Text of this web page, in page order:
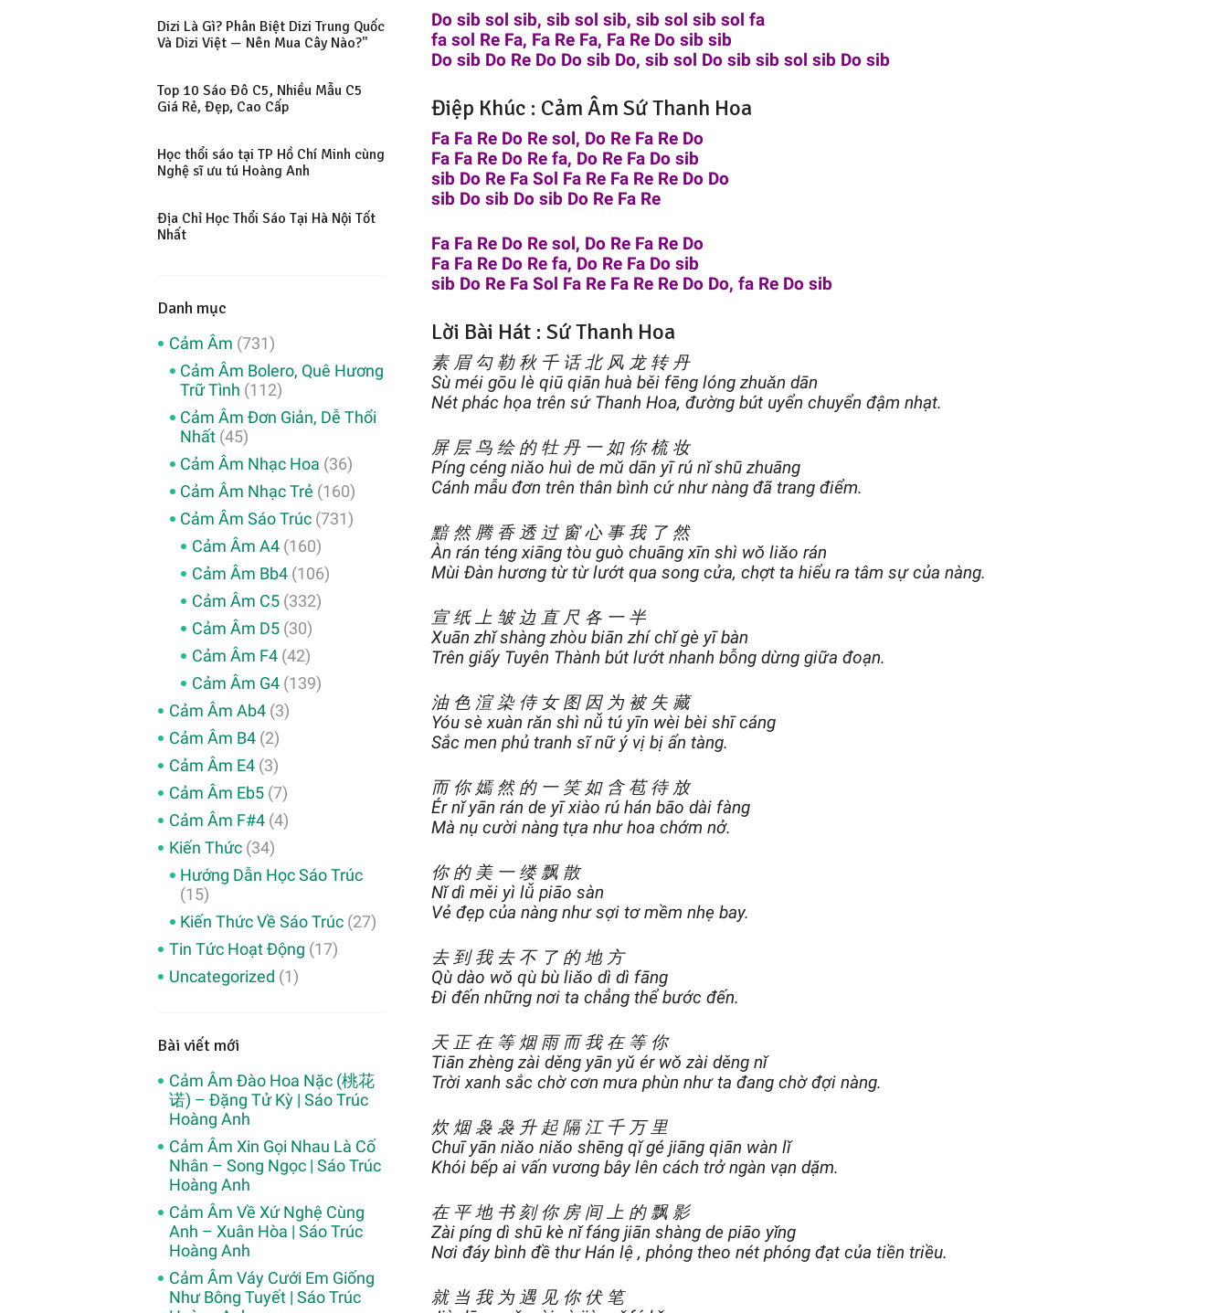
Do sib sol sib, sib sol sib, sib sol sib sol fa
fa sol Re Fa, Fa Re Fa, Fa Re Do sib sib
Do sib Do Re Do Do sib Do, sib sol Do sib sib sol sib Do sib
Điệp Khúc : Cảm Âm Sứ Thanh Hoa
Fa Fa Re Do Re sol, Do Re Fa Re Do
Fa Fa Re Do Re fa, Do Re Fa Do sib
sib Do Re Fa Sol Fa Re Fa Re Re Do Do
sib Do sib Do sib Do Re Fa Re
Fa Fa Re Do Re sol, Do Re Fa Re Do
Fa Fa Re Do Re fa, Do Re Fa Do sib
sib Do Re Fa Sol Fa Re Fa Re Re Do Do, fa Re Do sib
Lời Bài Hát : Sứ Thanh Hoa
素 眉 勾 勒 秋 千 话 北 风 龙 转 丹
Sù méi gōu lè qiū qiān huà běi fēng lóng zhuǎn dān
Nét phác họa trên sứ Thanh Hoa, đường bút uyển chuyển đậm nhạt.
屏 层 鸟 绘 的 牡 丹 一 如 你 梳 妆
Píng céng niǎo huì de mǔ dān yī rú nǐ shū zhuāng
Cánh mẫu đơn trên thân bình cứ như nàng đã trang điểm.
黯 然 腾 香 透 过 窗 心 事 我 了 然
Àn rán téng xiāng tòu guò chuāng xīn shì wǒ liǎo rán
Mùi Đàn hương từ từ lướt qua song cửa, chợt ta hiểu ra tâm sự của nàng.
宣 纸 上 皱 边 直 尺 各 一 半
Xuān zhǐ shàng zhòu biān zhí chǐ gè yī bàn
Trên giấy Tuyên Thành bút lướt nhanh bỗng dừng giữa đoạn.
油 色 渲 染 侍 女 图 因 为 被 失 藏
Yóu sè xuàn rǎn shì nǚ tú yīn wèi bèi shī cáng
Sắc men phủ tranh sĩ nữ ý vị bị ẩn tàng.
而 你 嫣 然 的 一 笑 如 含 苞 待 放
Ér nǐ yān rán de yī xiào rú hán bāo dài fàng
Mà nụ cười nàng tựa như hoa chớm nở.
你 的 美 一 缕 飘 散
Nǐ dì měi yì lǚ piāo sàn
Vẻ đẹp của nàng như sợi tơ mềm nhẹ bay.
去 到 我 去 不 了 的 地 方
Qù dào wǒ qù bù liǎo dì dì fāng
Đi đến những nơi ta chẳng thể bước đến.
天 正 在 等 烟 雨 而 我 在 等 你
Tiān zhèng zài děng yān yǔ ér wǒ zài děng nǐ
Trời xanh sắc chờ cơn mưa phùn như ta đang chờ đợi nàng.
炊 烟 袅 袅 升 起 隔 江 千 万 里
Chuī yān niǎo niǎo shēng qǐ gé jiāng qiān wàn lǐ
Khói bếp ai vấn vương bây lên cách trở ngàn vạn dặm.
在 平 地 书 刻 你 房 间 上 的 飘 影
Zài píng dì shū kè nǐ fáng jiān shàng de piāo yǐng
Nơi đáy bình đề thư Hán lệ , phỏng theo nét phóng đạt của tiền triều.
就 当 我 为 遇 见 你 伏 笔
Dizi Là Gì? Phân Biệt Dizi Trung Quốc
Và Dizi Việt — Nên Mua Cây Nào?"
Top 10 Sáo Đô C5, Nhiều Mẫu C5
Giá Rẻ, Đẹp, Cao Cấp
Học thổi sáo tại TP Hồ Chí Minh cùng
Nghệ sĩ ưu tú Hoàng Anh
Địa Chỉ Học Thổi Sáo Tại Hà Nội Tốt
Nhất
Danh mục
Cảm Âm (731)
Cảm Âm Bolero, Quê Hương
Trữ Tình (112)
Cảm Âm Đơn Giản, Dễ Thổi
Nhất (45)
Cảm Âm Nhạc Hoa (36)
Cảm Âm Nhạc Trẻ (160)
Cảm Âm Sáo Trúc (731)
Cảm Âm A4(160)
Cảm Âm Bb4(106)
Cảm Âm C5(332)
Cảm Âm D5(30)
Cảm Âm F4(42)
Cảm Âm G4(139)
Cảm Âm Ab4(3)
Cảm Âm B4(2)
Cảm Âm E4(3)
Cảm Âm Eb5(7)
Cảm Âm F#4(4)
Kiến Thức(34)
Hướng Dẫn Học Sáo Trúc
(15)
Kiến Thức Về Sáo Trúc (27)
Tin Tức Hoạt Động (17)
Uncategorized (1)
Bài viết mới
Cảm Âm Đào Hoa Nặc (桃花
诺) – Đặng Tử Kỳ | Sáo Trúc
Hoàng Anh
Cảm Âm Xin Gọi Nhau Là Cố
Nhân – Song Ngọc | Sáo Trúc
Hoàng Anh
Cảm Âm Về Xứ Nghệ Cùng
Anh – Xuân Hòa | Sáo Trúc
Hoàng Anh
Cảm Âm Váy Cưới Em Giống
Như Bông Tuyết | Sáo Trúc